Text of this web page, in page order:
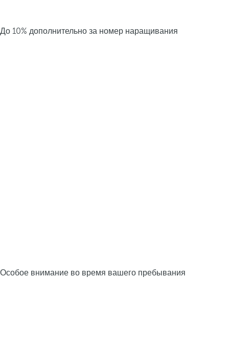
До 10% дополнительно за номер наращивания
Особое внимание во время вашего пребывания